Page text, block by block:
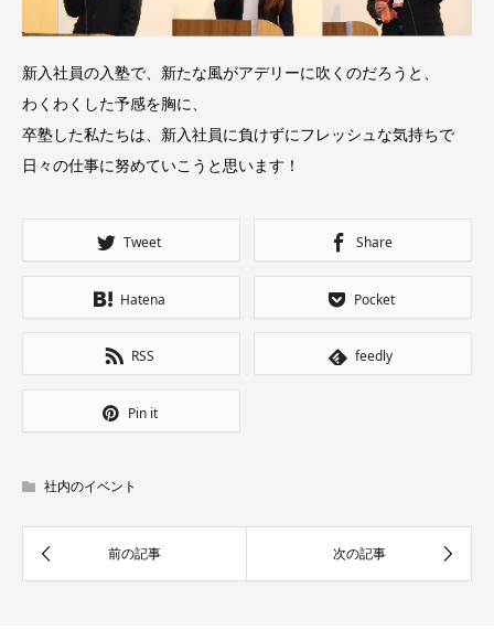
新入社員の入塾で、新たな風がアデリーに吹くのだろうと、
わくわくした予感を胸に、
卒塾した私たちは、新入社員に負けずにフレッシュな気持ちで
日々の仕事に努めていこうと思います！
Tweet Share
Hatena Pocket
RSS feedly
Pin it
社内のイベント